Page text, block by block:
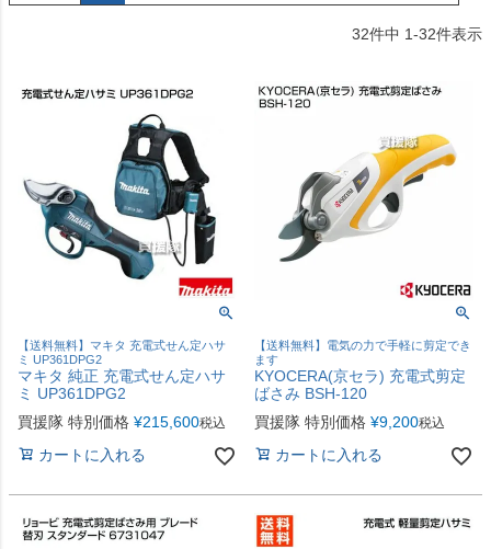
32件中 1-32件表示
【送料無料】マキタ 充電式せん定ハサ
ミ UP361DPG2
マキタ 純正 充電式せん定ハサ
ミ UP361DPG2
買援隊 特別価格 ¥215,600税込
カートに入れる
【送料無料】電気の力で手軽に剪定でき
ます
KYOCERA(京セラ) 充電式剪定
ばさみ BSH-120
買援隊 特別価格 ¥9,200税込
カートに入れる